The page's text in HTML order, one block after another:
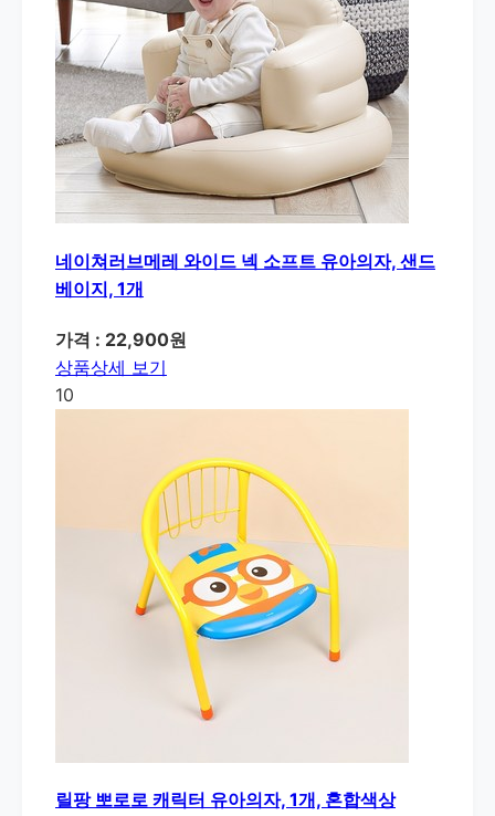
네이쳐러브메레 와이드 넥 소프트 유아의자, 샌드
베이지, 1개
가격 : 22,900원
상품상세 보기
10
릴팡 뽀로로 캐릭터 유아의자, 1개, 혼합색상